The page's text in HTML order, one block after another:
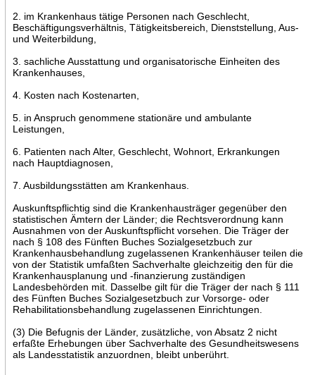
2. im Krankenhaus tätige Personen nach Geschlecht,
Beschäftigungsverhältnis, Tätigkeitsbereich, Dienststellung, Aus-
und Weiterbildung,
3. sachliche Ausstattung und organisatorische Einheiten des
Krankenhauses,
4. Kosten nach Kostenarten,
5. in Anspruch genommene stationäre und ambulante
Leistungen,
6. Patienten nach Alter, Geschlecht, Wohnort, Erkrankungen
nach Hauptdiagnosen,
7. Ausbildungsstätten am Krankenhaus.
Auskunftspflichtig sind die Krankenhausträger gegenüber den
statistischen Ämtern der Länder; die Rechtsverordnung kann
Ausnahmen von der Auskunftspflicht vorsehen. Die Träger der
nach § 108 des Fünften Buches Sozialgesetzbuch zur
Krankenhausbehandlung zugelassenen Krankenhäuser teilen die
von der Statistik umfaßten Sachverhalte gleichzeitig den für die
Krankenhausplanung und -finanzierung zuständigen
Landesbehörden mit. Dasselbe gilt für die Träger der nach § 111
des Fünften Buches Sozialgesetzbuch zur Vorsorge- oder
Rehabilitationsbehandlung zugelassenen Einrichtungen.
(3) Die Befugnis der Länder, zusätzliche, von Absatz 2 nicht
erfaßte Erhebungen über Sachverhalte des Gesundheitswesens
als Landesstatistik anzuordnen, bleibt unberührt.